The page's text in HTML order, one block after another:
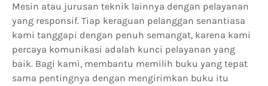
Mesin atau jurusan teknik lainnya dengan pelayanan
yang responsif. Tiap keraguan pelanggan senantiasa
kami tanggapi dengan penuh semangat, karena kami
percaya komunikasi adalah kunci pelayanan yang
baik. Bagi kami, membantu memilih buku yang tepat
sama pentingnya dengan mengirimkan buku itu